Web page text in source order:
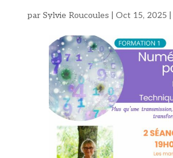
par Sylvie Roucoules Oct 15, 2025